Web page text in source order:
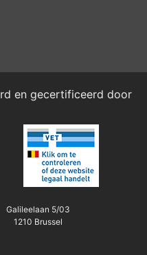
en gecertificeerd door
Galileelaan 5/03
1210 Brussel